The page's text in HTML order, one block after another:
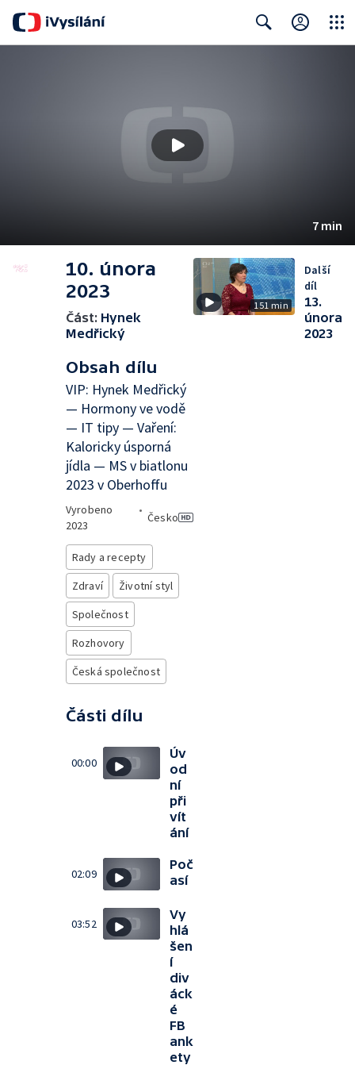
7 min
10. února
2023
Část: Hynek
Medřický
Obsah dílu
VIP: Hynek Medřický
— Hormony ve vodě
— IT tipy — Vaření:
Kaloricky úsporná
jídla — MS v biatlonu
2023 v Oberhoffu
Vyrobeno
2023
•
Česko
Rady a recepty
Zdraví
Životní styl
Společnost
Rozhovory
Česká společnost
Části dílu
00:00
Úv
od
ní
při
vít
ání
02:09
Poč
así
03:52
Vy
hlá
šen
í
div
áck
é
FB
ank
ety
151 min
Další
díl
13.
února
2023